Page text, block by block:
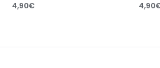
4,90€ 4,90